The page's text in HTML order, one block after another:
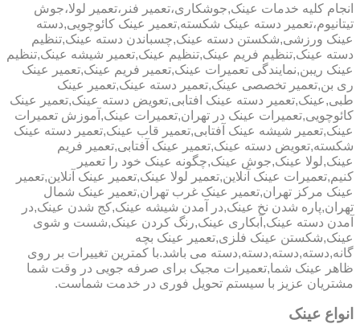
انجام کلیه خدمات عینک,جوشکاری،تعمیر فنر،تعمیر لولا،جوش
تیتانیوم،تعمیر دسته عینک شکسته,تعمیر عینک کائوچویی,دسته
عینک ورزشی,شکستن دسته عینک,چسباندن دسته عینک,تنظیم
دسته عینک,تنظیم فریم عینک,تنظیم عینک,تعمیر شیشه عینک,تنظیم
عینک ریبن,نمایندگی تعمیرات عینک,تعمیر فریم عینک,تعمیر عینک
ری بن,تعمیر تخصصی عینک,تعمیر دسته عینک,تعمیر عینک
طبی,عینک,تعمیر دسته عینک افتابی,تعویض دسته عینک,تعمیر عینک
کائوچویی,تعمیرات عینک در تهران,تعمیرات عینک,آموزش تعمیرات
عینک,تعمیر شیشه عینک آفتابی,تعمیر قاب عینک,تعمیر دسته عینک
شکسته,تعویض دسته عینک,تعمیر عینک آفتابی,تعمیر فریم
عینک,لولا عینک,جوش عینک,چگونه عینک خود را تعمیر
کنیم,تعمیرات عینک آنلاین,تعمیر لولا عینک,تعمیر عینک آنلاین,تعمیر
عینک مرکز تهران,تعمیر عینک غرب تهران,تعمیر عینک شمال
تهران,پاره شدن نخ عینک,در آمدن شیشه عینک,کج شدن عینک,در
آمدن دسته عینک,آبکاری عینک,رنگ کردن عینک,شست و شوی
عینک,شکستن عینک فلزی,تعمیر عینک بچه
گانه,دسته,دسته,دسته,دسته می باشد.با کمترین تغییرات بر روی
ظاهر عینک شما,تعمیرات مجیک برای صرفه جویی در وقت شما
مشتریان عزیز با سیستم تحویل فوری در خدمت شماست.
انواع عینک